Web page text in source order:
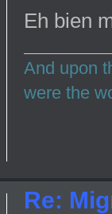
Eh bien
And upon
were the
Re: